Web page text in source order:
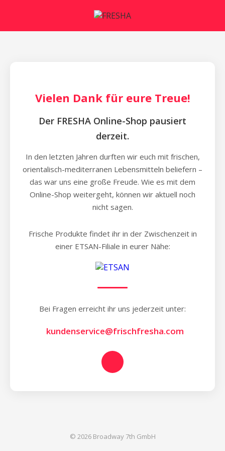
Vielen Dank für eure Treue!
Der FRESHA Online-Shop pausiert
derzeit.
In den letzten Jahren durften wir euch mit frischen,
orientalisch-mediterranen Lebensmitteln beliefern –
das war uns eine große Freude. Wie es mit dem
Online-Shop weitergeht, können wir aktuell noch
nicht sagen.
Frische Produkte findet ihr in der Zwischenzeit in
einer ETSAN-Filiale in eurer Nähe:
Bei Fragen erreicht ihr uns jederzeit unter:
kundenservice@frischfresha.com
© 2026 Broadway 7th GmbH